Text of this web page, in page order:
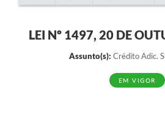
Coronavírus
Serviços Online
LEI Nº 1497, 20 DE
Assunto(s): Crédito Adic.
EM VIGOR